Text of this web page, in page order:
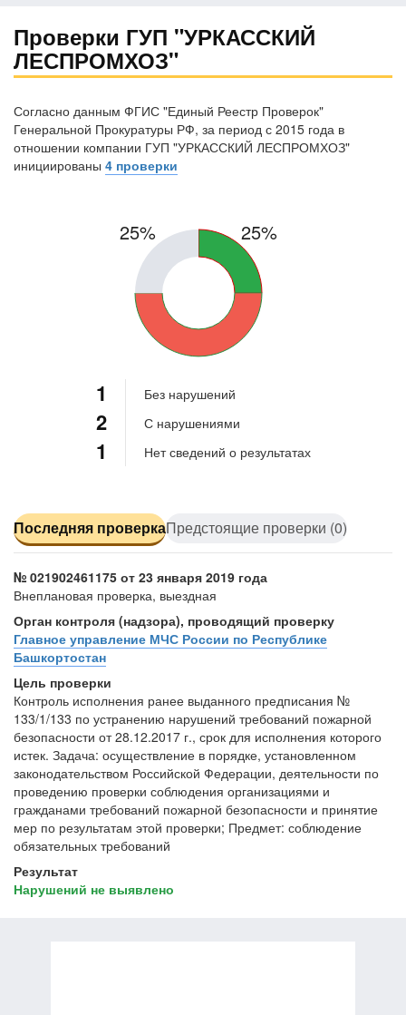
Проверки ГУП "УРКАССКИЙ
ЛЕСПРОМХОЗ"
Согласно данным ФГИС "Единый Реестр Проверок"
Генеральной Прокуратуры РФ, за период с 2015 года в
отношении компании ГУП "УРКАССКИЙ ЛЕСПРОМХОЗ"
инициированы 4 проверки
25%
25%
1
2
1
Без нарушений
С нарушениями
Нет сведений о результатах
Последняя проверкаПредстоящие проверки (0)
№ 021902461175 от 23 января 2019 года
Внеплановая проверка, выездная
Орган контроля (надзора), проводящий проверку
Главное управление МЧС России по Республике
Башкортостан
Цель проверки
Контроль исполнения ранее выданного предписания №
133/1/133 по устранению нарушений требований пожарной
безопасности от 28.12.2017 г., срок для исполнения которого
истек. Задача: осуществление в порядке, установленном
законодательством Российской Федерации, деятельности по
проведению проверки соблюдения организациями и
гражданами требований пожарной безопасности и принятие
мер по результатам этой проверки; Предмет: соблюдение
обязательных требований
Результат
Нарушений не выявлено